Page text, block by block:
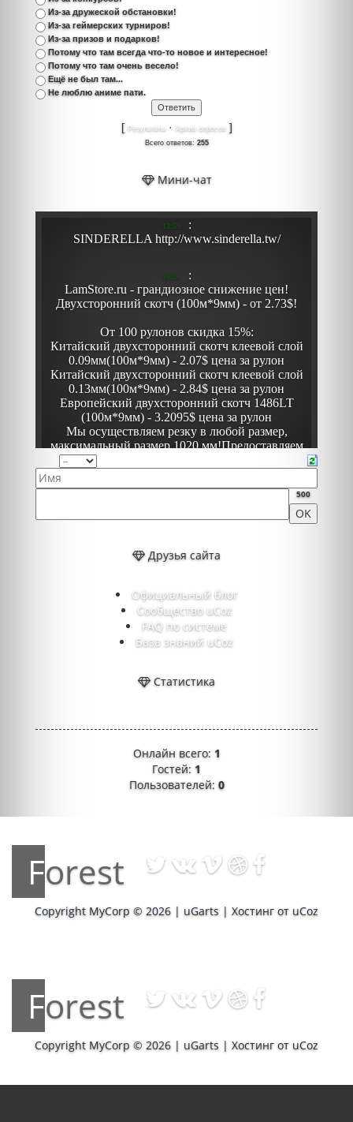
Из-за дружеской обстановки!
Из-за геймерских турниров!
Из-за призов и подарков!
Потому что там всегда что-то новое и интересное!
Потому что там очень весело!
Ещё не был там...
Не люблю аниме пати.
[ Результаты · Архив опросов]
Всего ответов: 255
Мини-чат
500
Друзья сайта
Официальный блог
Сообщество uCoz
FAQ по системе
База знаний uCoz
Статистика
Онлайн всего: 1
Гостей: 1
Пользователей:0
Forest
Copyright MyCorp © 2026 | uGarts | Хостинг от uCoz
Forest
Copyright MyCorp © 2026 | uGarts | Хостинг от uCoz